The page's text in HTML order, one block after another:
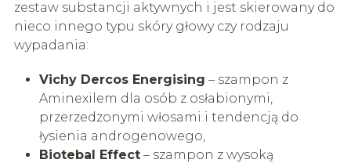
zestaw substancji aktywnych i jest skierowany do
nieco innego typu skóry głowy czy rodzaju
wypadania:
Vichy Dercos Energising – szampon z
Aminexilem dla osób z osłabionymi,
przerzedzonymi włosami i tendencją do
łysienia androgenowego,
Biotebal Effect– szampon z wysoką